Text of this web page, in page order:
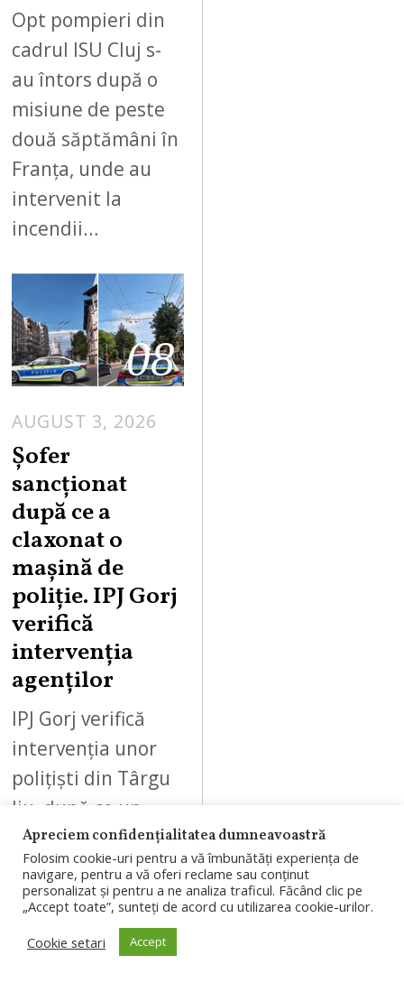
Opt pompieri din
cadrul ISU Cluj s-
au întors după o
misiune de peste
două săptămâni în
Franța, unde au
intervenit la
incendii…
08
AUGUST 3, 2026
Șofer
sancționat
după ce a
claxonat o
mașină de
poliție. IPJ Gorj
verifică
intervenția
agenților
IPJ Gorj verifică
intervenția unor
polițiști din Târgu
Jiu, după ce un
șofer a susținut că
a fost oprit și
sancționat
Apreciem confidențialitatea dumneavoastră
Folosim cookie-uri pentru a vă îmbunătăți experiența de
navigare, pentru a vă oferi reclame sau conținut
personalizat și pentru a ne analiza traficul. Făcând clic pe
„Accept toate”, sunteți de acord cu utilizarea cookie-urilor.
Cookie setari
Accept